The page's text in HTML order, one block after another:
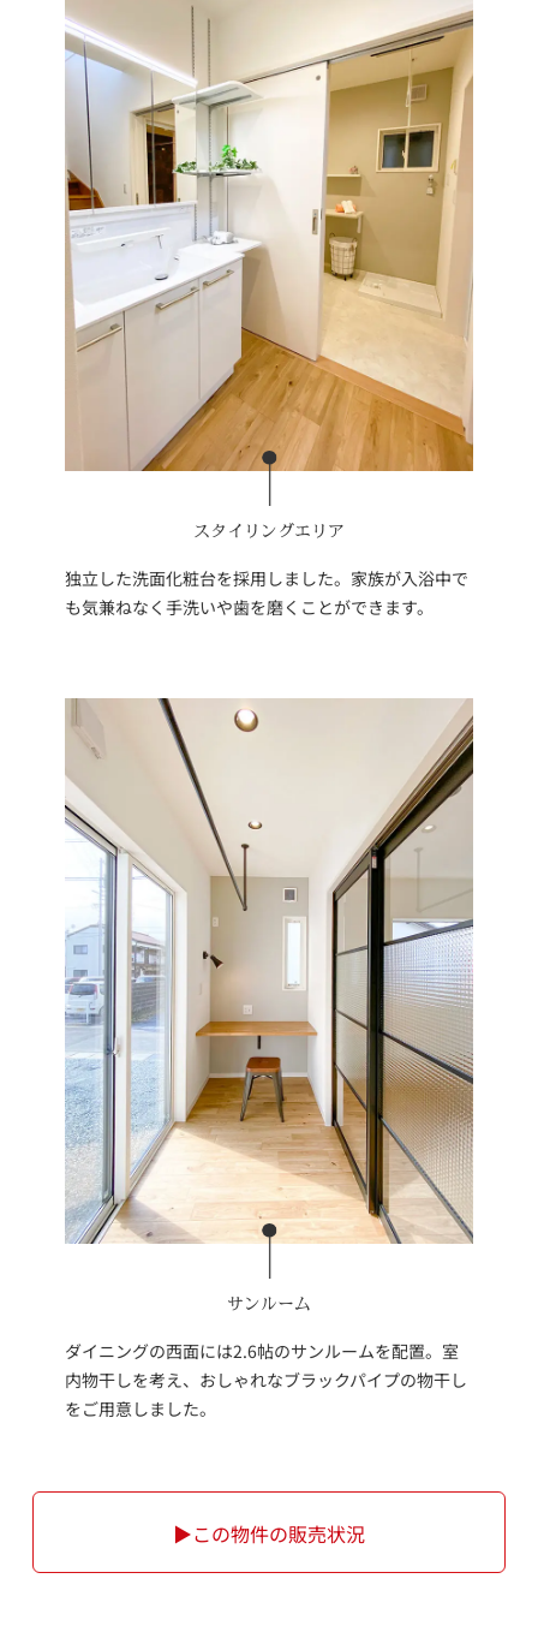
スタイリングエリア
独立した洗面化粧台を採用しました。家族が入浴中で
も気兼ねなく手洗いや歯を磨くことができます。
サンルーム
ダイニングの西面には2.6帖のサンルームを配置。室
内物干しを考え、おしゃれなブラックパイプの物干し
をご用意しました。
▶この物件の販売状況